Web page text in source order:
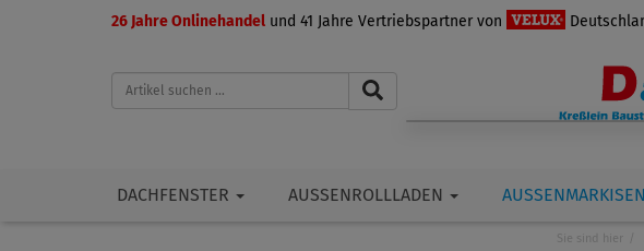
26 Jahre Onlinehandel und 41 Jahre Vertriebspartner von
DACHFENSTER AUSSENROLLLADEN
Sie sind hier